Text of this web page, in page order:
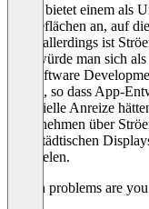
Ströer bietet einem als
Werbeflächen an, auf
kann, allerdings ist
Hier würde man sich
ein Software
würde, so dass App-
finanzielle Anreize
Unternehmen über
innerstädtischen
ausspielen.
Which problems are